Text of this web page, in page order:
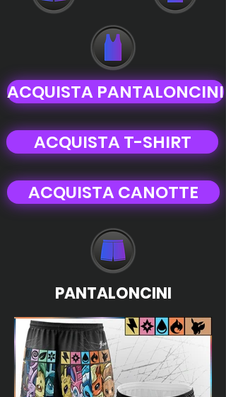
ACQUISTA PANTALONCINI
ACQUISTA T-SHIRT
ACQUISTA CANOTTE
PANTALONCINI